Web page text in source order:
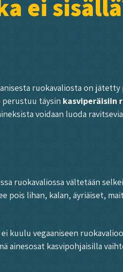
ei
ruokavaliosta on
perustuu täysin kasviperäisiin
voidaan luoda
ruokavaliossa vältetään
pois lihan, kalan, äyriäiset,
vegaaniseen
ainesosat kasvipohjaisilla